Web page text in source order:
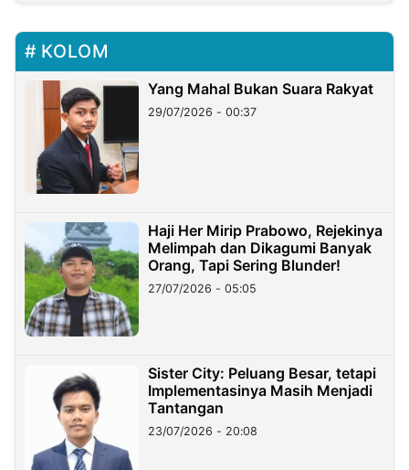
KOLOM
Yang Mahal Bukan Suara Rakyat
29/07/2026 - 00:37
Haji Her Mirip Prabowo, Rejekinya
Melimpah dan Dikagumi Banyak
Orang, Tapi Sering Blunder!
27/07/2026 - 05:05
Sister City: Peluang Besar, tetapi
Implementasinya Masih Menjadi
Tantangan
23/07/2026 - 20:08